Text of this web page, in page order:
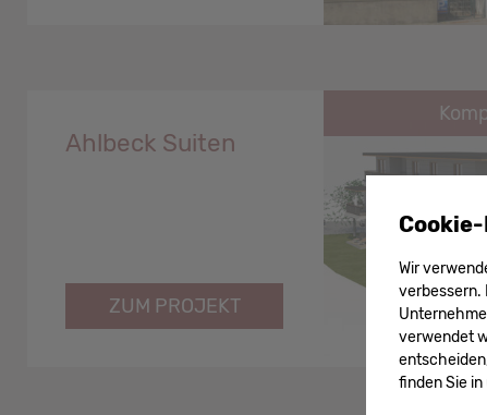
Ahlbeck Suiten
ZUM PROJEKT
Wir
verbessern.
verwendet
finden Sie